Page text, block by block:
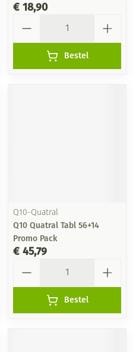
€ 18,90
Bestel
Q10-Quatral
Q10 Quatral Tabl 56+14
Promo Pack
€ 45,79
Bestel